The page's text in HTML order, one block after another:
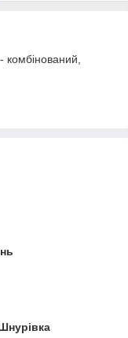
комбінований,